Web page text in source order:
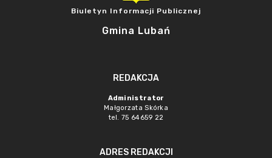
Biuletyn Informacji Publicznej
Gmina Lubań
REDAKCJA
Administrator
Małgorzata Skórka
tel. 75 64659 22
ADRES REDAKCJI